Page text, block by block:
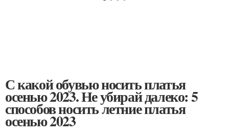
С какой обувью носить платья
осенью 2023. Не убирай далеко: 5
способов носить летние платья
осенью 2023